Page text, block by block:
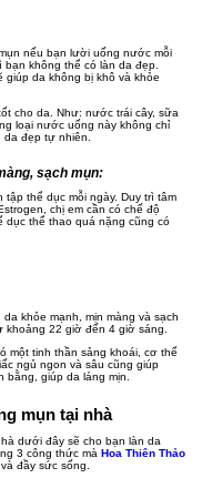
nếu bạn lười uống nước mỗi
không thể có làn da đẹp.
giúp da không bị khô và khỏe
cho da. Như: nước trái cây, sữa
loại nước uống này không chỉ
đẹp tự nhiên.
sạch mụn:
thể dục mỗi ngày. Duy trì tâm
chị em cần có chế độ
dục thể thao quá nặng cũng có
khỏe mạnh, mịn màng và sạch
22 giờ đến 4 giờ sáng.
một tinh thần sảng khoái, cơ thể
ngủ ngon và sâu cũng giúp
giúp da láng mịn.
mụn tại nhà
dưới đây sẽ cho bạn làn da
3 công thức mà Hoa Thiên Thảo
đầy sức sống.